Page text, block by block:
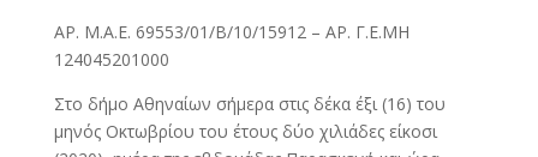
ΑΡ. Μ.Α.Ε. 69553/01/Β/10/15912 – ΑΡ. Γ.Ε.ΜΗ
124045201000
Στο δήμο Αθηναίων σήμερα στις δέκα έξι (16) του
μηνός Οκτωβρίου του έτους δύο χιλιάδες είκοσι